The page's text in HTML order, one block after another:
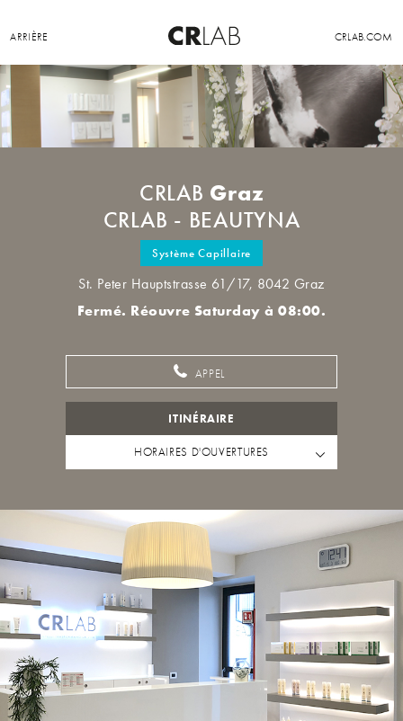
ARRIÈRE CRLAB.COM
CRLAB Graz
CRLAB - BEAUTYNA
Système Capillaire
St. Peter Hauptstrasse 61/17, 8042 Graz
Fermé. Réouvre Saturday à 08:00.
APPEL
ITINÉRAIRE
HORAIRES D'OUVERTURES